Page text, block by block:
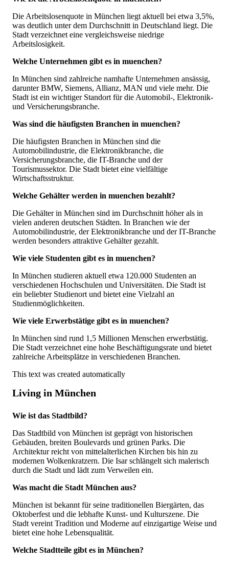
Die Arbeitslosenquote in München liegt aktuell bei etwa 3,5%,
was deutlich unter dem Durchschnitt in Deutschland liegt. Die
Stadt verzeichnet eine vergleichsweise niedrige
Arbeitslosigkeit.
Welche Unternehmen gibt es in muenchen?
In München sind zahlreiche namhafte Unternehmen ansässig,
darunter BMW, Siemens, Allianz, MAN und viele mehr. Die
Stadt ist ein wichtiger Standort für die Automobil-, Elektronik-
und Versicherungsbranche.
Was sind die häufigsten Branchen in muenchen?
Die häufigsten Branchen in München sind die
Automobilindustrie, die Elektronikbranche, die
Versicherungsbranche, die IT-Branche und der
Tourismussektor. Die Stadt bietet eine vielfältige
Wirtschaftsstruktur.
Welche Gehälter werden in muenchen bezahlt?
Die Gehälter in München sind im Durchschnitt höher als in
vielen anderen deutschen Städten. In Branchen wie der
Automobilindustrie, der Elektronikbranche und der IT-Branche
werden besonders attraktive Gehälter gezahlt.
Wie viele Studenten gibt es in muenchen?
In München studieren aktuell etwa 120.000 Studenten an
verschiedenen Hochschulen und Universitäten. Die Stadt ist
ein beliebter Studienort und bietet eine Vielzahl an
Studienmöglichkeiten.
Wie viele Erwerbstätige gibt es in muenchen?
In München sind rund 1,5 Millionen Menschen erwerbstätig.
Die Stadt verzeichnet eine hohe Beschäftigungsrate und bietet
zahlreiche Arbeitsplätze in verschiedenen Branchen.
This text was created automatically
Living in München
Wie ist das Stadtbild?
Das Stadtbild von München ist geprägt von historischen
Gebäuden, breiten Boulevards und grünen Parks. Die
Architektur reicht von mittelalterlichen Kirchen bis hin zu
modernen Wolkenkratzern. Die Isar schlängelt sich malerisch
durch die Stadt und lädt zum Verweilen ein.
Was macht die Stadt München aus?
München ist bekannt für seine traditionellen Biergärten, das
Oktoberfest und die lebhafte Kunst- und Kulturszene. Die
Stadt vereint Tradition und Moderne auf einzigartige Weise und
bietet eine hohe Lebensqualität.
Welche Stadtteile gibt es in München?